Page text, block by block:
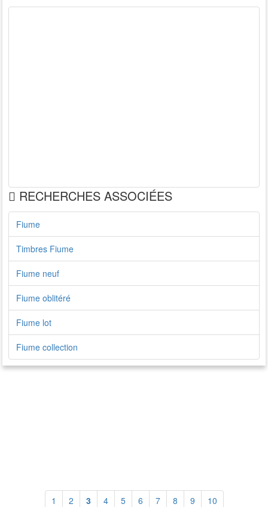
RECHERCHES ASSOCIÉES
Fiume
Timbres Fiume
Fiume neuf
Fiume oblitéré
Fiume lot
Fiume collection
1 2 3 4 5 6 7 8 9 10